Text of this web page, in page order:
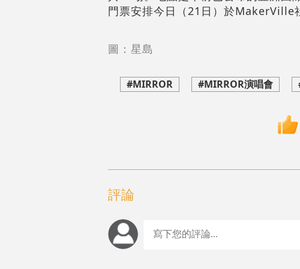
門票安排今日（21日）於MakerVille
圖：星島
#MIRROR #MIRROR演唱會
評論